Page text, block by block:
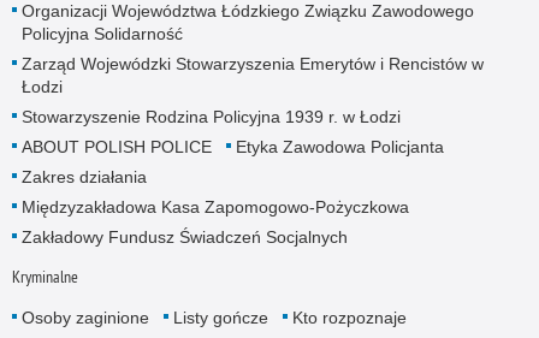
Organizacji Województwa Łódzkiego Związku Zawodowego
Policyjna Solidarność
Zarząd Wojewódzki Stowarzyszenia Emerytów i Rencistów w
Łodzi
Stowarzyszenie Rodzina Policyjna 1939 r. w Łodzi
ABOUT POLISH POLICE
Etyka Zawodowa Policjanta
Zakres działania
Międzyzakładowa Kasa Zapomogowo-Pożyczkowa
Zakładowy Fundusz Świadczeń Socjalnych
Kryminalne
Osoby zaginione Listy gończe
Kto rozpoznaje